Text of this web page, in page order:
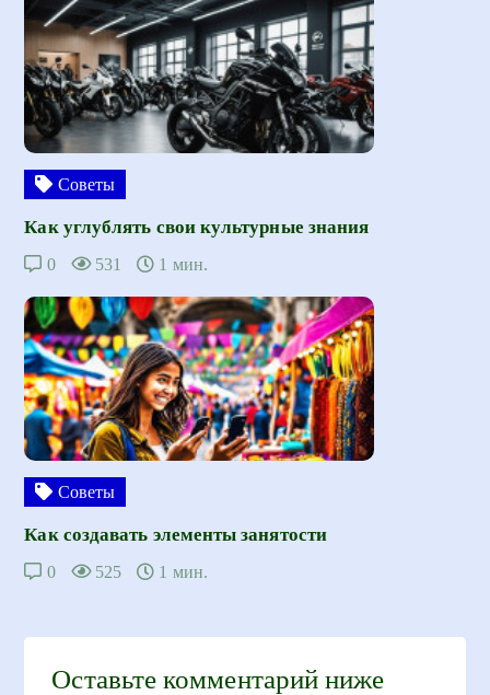
Советы
Как углублять свои культурные знания
0 531 1 мин.
Советы
Как создавать элементы занятости
0 525 1 мин.
Оставьте комментарий ниже